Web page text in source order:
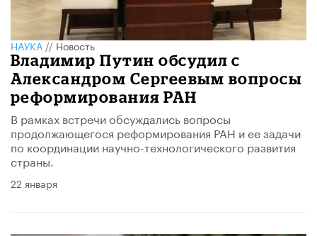
НАУКА//Новость
Владимир Путин обсудил с
Александром Сергеевым вопросы
реформирования РАН
В рамках встречи обсуждались вопросы
продолжающегося реформирования РАН и ее задачи
по координации научно-технологического развития
страны.
22 января